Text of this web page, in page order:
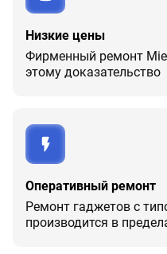
Низкие цены
Фирменный ремонт
этому доказательство
Оперативный ремонт
Ремонт гаджетов с
производится в